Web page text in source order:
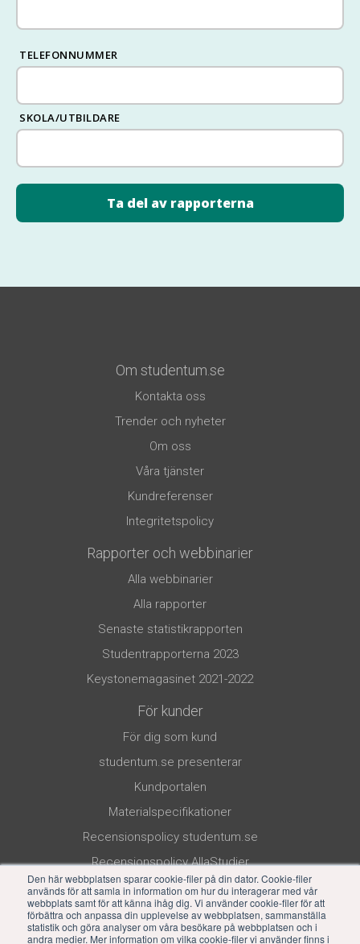
Den här webbplatsen sparar cookie-filer på din dator. Cookie-filer
används för att samla in information om hur du interagerar med vår
webbplats samt för att känna ihåg dig. Vi använder cookie-filer för att
förbättra och anpassa din upplevelse av webbplatsen, sammanställa
statistik och göra analyser om våra besökare på webbplatsen och i
andra medier. Mer information om vilka cookie-filer vi använder finns i
TELEFONNUMMER
SKOLA/UTBILDARE
Om studentum.se
Kontakta oss
Trender och nyheter
Om oss
Våra tjänster
Kundreferenser
Integritetspolicy
Rapporter och webbinarier
Alla webbinarier
Alla rapporter
Senaste statistikrapporten
Studentrapporterna 2023
Keystonemagasinet 2021-2022
För kunder
För dig som kund
studentum.se presenterar
Kundportalen
Materialspecifikationer
Recensionspolicy studentum.se
Recensionspolicy AllaStudier